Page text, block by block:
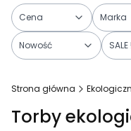
Cena Marka
Nowość SALE !
Strona główna
Torby